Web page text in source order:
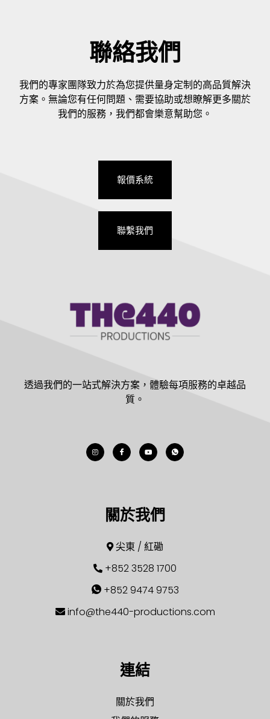
聯絡我們
我們的專家團隊致力於為您提供量身定制的高品質解決
方案。無論您有任何問題、需要協助或想瞭解更多關於
我們的服務，我們都會樂意幫助您。
報價系統
聯繫我們
透過我們的一站式解決方案，體驗每項服務的卓越品
質。
關於我們
尖東 / 紅磡
+852 3528 1700
+852 9474 9753
info@the440-productions.com
連結
關於我們